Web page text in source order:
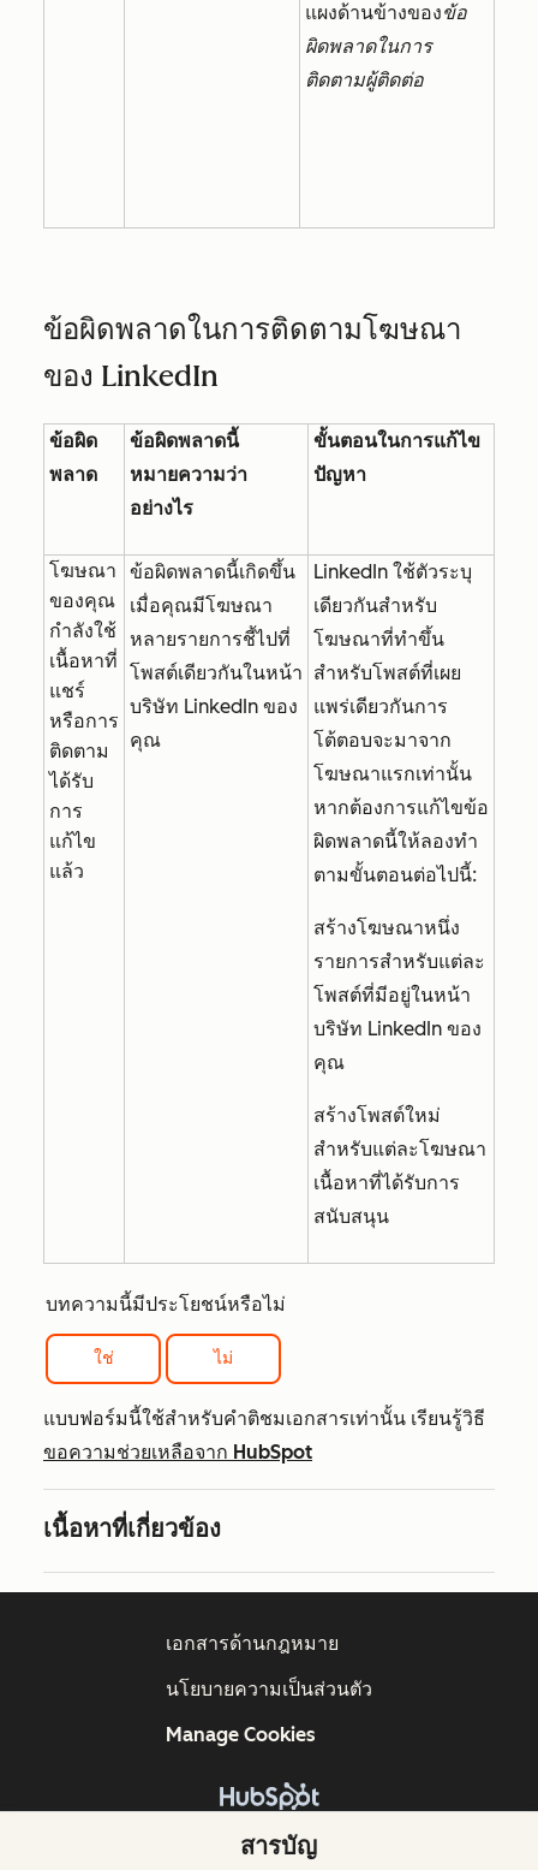
แผงด้านข้างของข้อ
ผิดพลาดในการ
ติดตามผู้ติดต่อ
ข้อผิดพลาดในการติดตามโฆษณา
ของ LinkedIn
ข้อผิด
พลาด
ข้อผิดพลาดนี้
หมายความว่า
อย่างไร
ขั้นตอนในการแก้ไข
ปัญหา
โฆษณา
ของคุณ
กำลังใช้
เนื้อหาที่
แชร์
หรือการ
ติดตาม
ได้รับ
การ
แก้ไข
แล้ว
ข้อผิดพลาดนี้เกิดขึ้น
เมื่อคุณมีโฆษณา
หลายรายการชี้ไปที่
โพสต์เดียวกันในหน้า
บริษัท LinkedIn ของ
คุณ
LinkedIn ใช้ตัวระบุ
เดียวกันสำหรับ
โฆษณาที่ทำขึ้น
สำหรับโพสต์ที่เผย
แพร่เดียวกันการ
โต้ตอบจะมาจาก
โฆษณาแรกเท่านั้น
หากต้องการแก้ไขข้อ
ผิดพลาดนี้ให้ลองทำ
ตามขั้นตอนต่อไปนี้:
สร้างโฆษณาหนึ่ง
รายการสำหรับแต่ละ
โพสต์ที่มีอยู่ในหน้า
บริษัท LinkedIn ของ
คุณ
สร้างโพสต์ใหม่
สำหรับแต่ละโฆษณา
เนื้อหาที่ได้รับการ
สนับสนุน
บทความนี้มีประโยชน์หรือไม่
ใช่ ไม่
แบบฟอร์มนี้ใช้สำหรับคำติชมเอกสารเท่านั้น เรียนรู้วิธี
ขอความช่วยเหลือจาก HubSpot
เนื้อหาที่เกี่ยวข้อง
สารบัญ
ลิขสิทธิ์ © 2026 HubSpot, Inc.
เอกสารด้านกฎหมาย
นโยบายความเป็นส่วนตัว
Manage Cookies